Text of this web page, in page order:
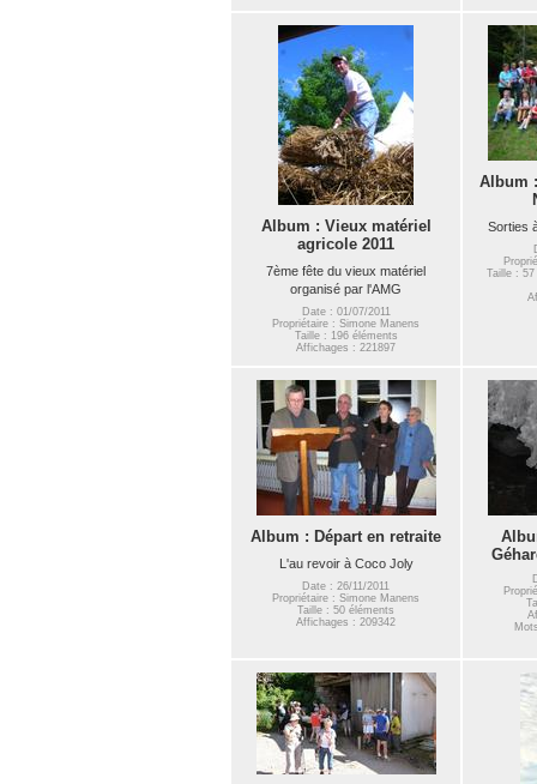
Album : Vieux matériel
agricole 2011
7ème fête du vieux matériel
organisé par l'AMG
Date : 01/07/2011
Propriétaire : Simone Manens
Taille : 196 éléments
Affichages : 221897
Album
Sorties
Taille :
Album : Départ en retraite
L'au revoir à Coco Joly
Date : 26/11/2011
Propriétaire : Simone Manens
Taille : 50 éléments
Affichages : 209342